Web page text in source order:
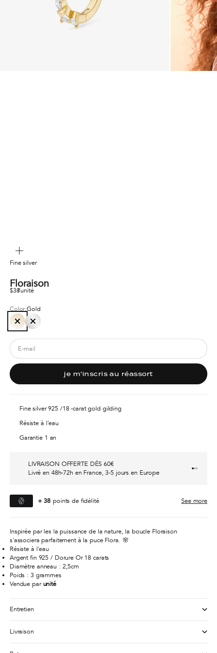
Fine silver
Floraison
Sale price
$38l'unité
Color:Gold
Gold Silver
je m'inscris au réassort
Fine silver 925 /18 -carat gold gilding
Résiste à l'eau
Garantie 1 an
LIVRAISON OFFERTE DÉS 60€
Livré en 48h-72h en France, 3-5 jours en Europe
Go to
Go to
Go to
+38 points de fidélité See more
Inspirée par les la puissance de la nature, la boucle Floraison
s'associera parfaitement à la puce Flora. 🌸
Résiste à l'eau
Argent fin 925 / Dorure Or 18 carats
Diamètre anneau : 2,5cm
Poids : 3 grammes
Vendue par unité
Entretien
Livraison